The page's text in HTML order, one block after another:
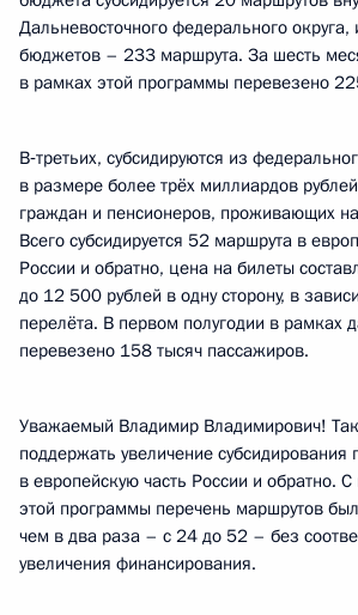
Дальневосточного федерального
бюджетов – 233 маршрута. За шесть
в рамках этой программы перевезено
В‑третьих, субсидируются из
в размере более трёх миллиардов
граждан и пенсионеров, проживающих
Всего субсидируется 52 маршрута в
России и обратно, цена на билеты
до 12 500 рублей в одну сторону, в
перелёта. В первом полугодии в рамках
перевезено 158 тысяч пассажиров.
Уважаемый Владимир Владимирович!
поддержать увеличение субсидирования
в европейскую часть России и обратно.
этой программы перечень маршрутов
чем в два раза – с 24 до 52 – без
увеличения финансирования.